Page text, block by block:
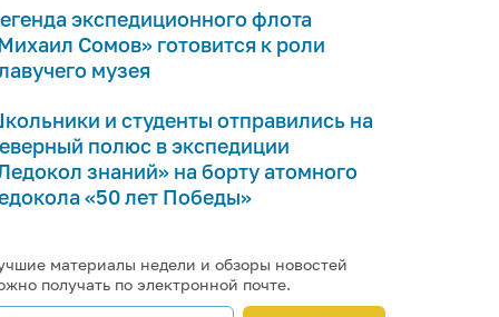
экспедиционного флота
Сомов» готовится к роли
музея
и студенты отправились на
полюс в экспедиции
знаний» на борту атомного
«50 лет Победы»
материалы недели и обзоры новостей
получать по электронной почте.